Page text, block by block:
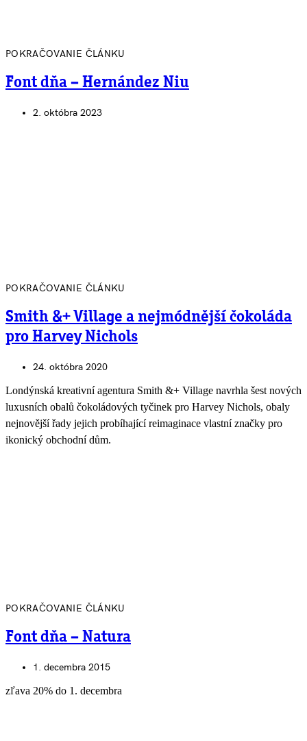
POKRAČOVANIE ČLÁNKU
Font dňa – Hernández Niu
2. októbra 2023
POKRAČOVANIE ČLÁNKU
Smith &+ Village a nejmódnější čokoláda
pro Harvey Nichols
24. októbra 2020
Londýnská kreativní agentura Smith &+ Village navrhla šest nových
luxusních obalů čokoládových tyčinek pro Harvey Nichols, obaly
nejnovější řady jejich probíhající reimaginace vlastní značky pro
ikonický obchodní dům.
POKRAČOVANIE ČLÁNKU
Font dňa – Natura
1. decembra 2015
zľava 20% do 1. decembra